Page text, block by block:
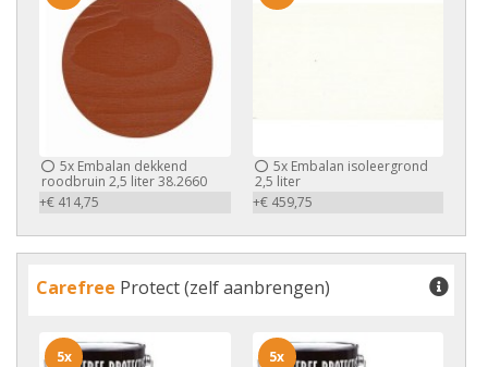
5x Embalan dekkend
roodbruin 2,5 liter 38.2660
+€ 414,75
5xEmbalan isoleergrond
2,5 liter
+€ 459,75
Carefree Protect (zelf aanbrengen)
5x 5x